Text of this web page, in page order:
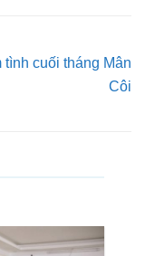
tình cuối tháng Mân
Côi